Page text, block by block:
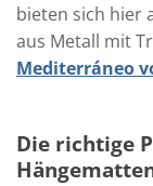
bieten sich hier
aus Metall mit
Mediterráneo
Die richtige